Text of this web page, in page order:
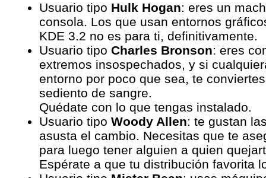
Usuario tipo Hulk Hogan: eres un
consola. Los que usan entornos
KDE 3.2 no es para ti, definitivamente.
Usuario tipo Charles Bronson: eres
extremos insospechados, y si
entorno por poco que sea, te
sediento de sangre.
Quédate con lo que tengas instalado.
Usuario tipo Woody Allen: te gustan
asusta el cambio. Necesitas que te
para luego tener alguien a quien
Espérate a que tu distribución favorita